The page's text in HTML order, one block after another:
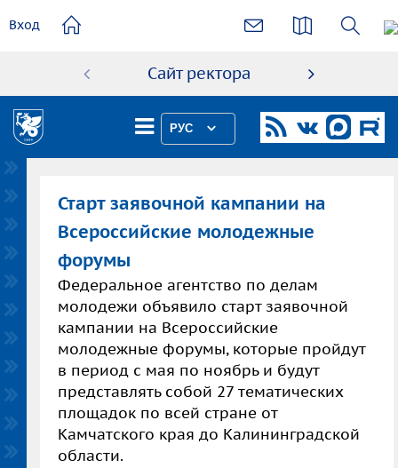
содержанию
Вход
Сайт ректора
РУС
Старт заявочной кампании на
Всероссийские молодежные
форумы
Федеральное агентство по делам
молодежи объявило старт заявочной
кампании на Всероссийские
молодежные форумы, которые пройдут
в период с мая по ноябрь и будут
представлять собой 27 тематических
площадок по всей стране от
Камчатского края до Калининградской
области.